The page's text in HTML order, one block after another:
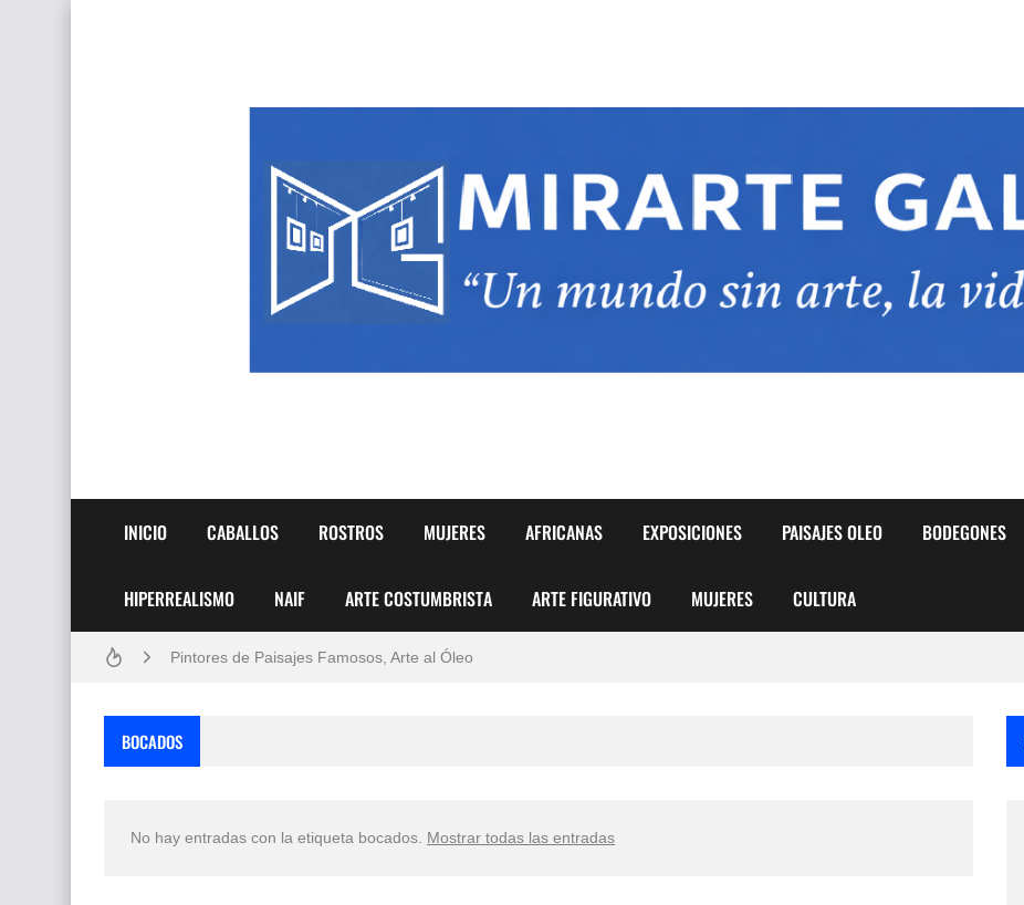
INICIO CABALLOS ROSTROS MUJERES AFRICANAS EXPOSICIONES PAISAJES OLEO BODEGONES
HIPERREALISMO NAIF ARTE COSTUMBRISTA ARTE FIGURATIVO MUJERES CULTURA
Frutas y Flores Para Colorear Imágenes
Pintores de Paisajes Famosos, Arte al Óleo
BOCADOS
No hay entradas con la etiqueta bocados Mostrar todas las entradas